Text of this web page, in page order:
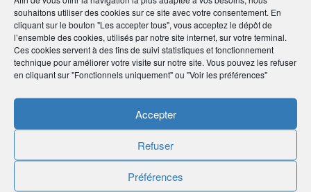
souhaitons utiliser des cookies sur ce site avec votre consentement. En
cliquant sur le bouton "Les accepter tous", vous acceptez le dépôt de
l’ensemble des cookies, utilisés par notre site internet, sur votre terminal.
Ces cookies servent à des fins de suivi statistiques et fonctionnement
technique pour améliorer votre visite sur notre site. Vous pouvez les refuser
en cliquant sur "Fonctionnels uniquement" ou "Voir les préférences"
Accepter
Refuser
Préférences
L’ÉPARGNE N°130 – MARS 2025
#Vie de l'Association